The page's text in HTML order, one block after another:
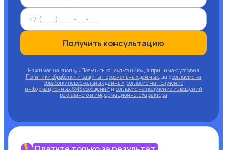
Получить консультацию
Нажимая на кнопку «Получить консультацию», я принимаю условия
Политики обработки и защиты персональных данных, даюсогласие на
обработку персональных данных, согласие на получение
информационных SMS сообщений и согласие на получение извещений
рекламного и информационного характера